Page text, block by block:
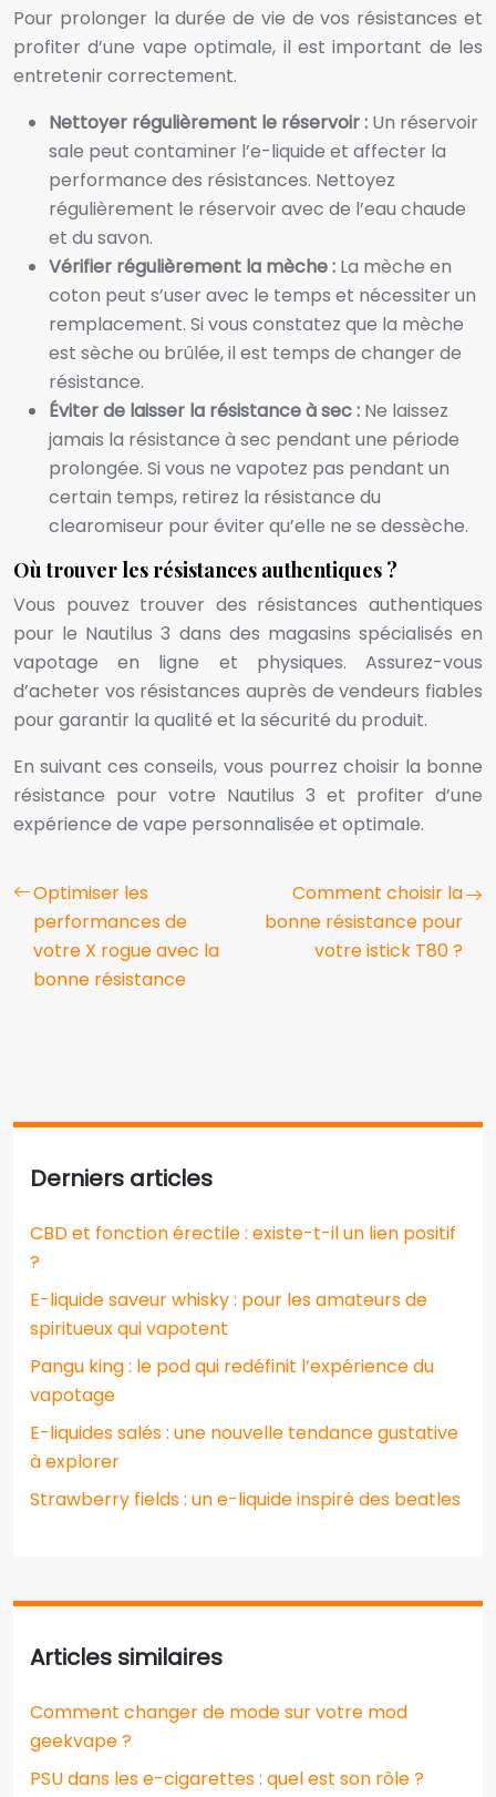
Pour prolonger la durée de vie de vos résistances et
profiter d’une vape optimale, il est important de les
entretenir correctement.
Nettoyer régulièrement le réservoir : Un réservoir
sale peut contaminer l’e-liquide et affecter la
performance des résistances. Nettoyez
régulièrement le réservoir avec de l’eau chaude
et du savon.
Vérifier régulièrement la mèche : La mèche en
coton peut s’user avec le temps et nécessiter un
remplacement. Si vous constatez que la mèche
est sèche ou brûlée, il est temps de changer de
résistance.
Éviter de laisser la résistance à sec : Ne laissez
jamais la résistance à sec pendant une période
prolongée. Si vous ne vapotez pas pendant un
certain temps, retirez la résistance du
clearomiseur pour éviter qu’elle ne se dessèche.
Où trouver les résistances authentiques ?
Vous pouvez trouver des résistances authentiques
pour le Nautilus 3 dans des magasins spécialisés en
vapotage en ligne et physiques. Assurez-vous
d’acheter vos résistances auprès de vendeurs fiables
pour garantir la qualité et la sécurité du produit.
En suivant ces conseils, vous pourrez choisir la bonne
résistance pour votre Nautilus 3 et profiter d’une
expérience de vape personnalisée et optimale.
Optimiser les
performances de
votre X rogue avec la
bonne résistance
Comment choisir la
bonne résistance pour
votre istick T80 ?
Derniers articles
CBD et fonction érectile : existe-t-il un lien positif
?
E-liquide saveur whisky : pour les amateurs de
spiritueux qui vapotent
Pangu king : le pod qui redéfinit l’expérience du
vapotage
E-liquides salés : une nouvelle tendance gustative
à explorer
Strawberry fields : un e-liquide inspiré des beatles
Articles similaires
Comment changer de mode sur votre mod
geekvape ?
PSU dans les e-cigarettes : quel est son rôle ?